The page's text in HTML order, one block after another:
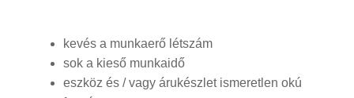
kevés a munkaerő létszám
sok a kieső munkaidő
eszköz és / vagy árukészlet ismeretlen okú